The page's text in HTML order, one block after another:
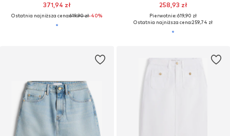
371,94 zł
Ostatnia najniższa cena:619,90 zł-40%
258,93 zł
Pierwotnie: 619,90 zł
Ostatnia najniższa cena:259,74 zł